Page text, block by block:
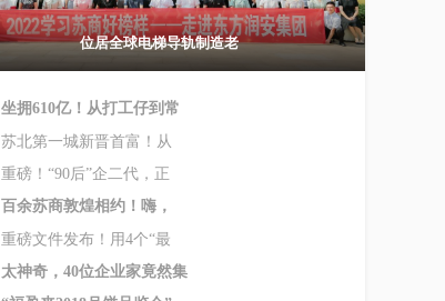
位居全球电梯导轨制造老
坐拥610亿！从打工仔到常
苏北第一城新晋首富！从
重磅！“90后”企二代，正
百余苏商敦煌相约！嗨，
重磅文件发布！用4个“最
太神奇，40位企业家竟然集